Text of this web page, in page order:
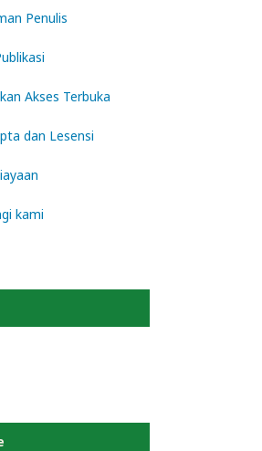
Penulis
Akses Terbuka
dan Lesensi
kami